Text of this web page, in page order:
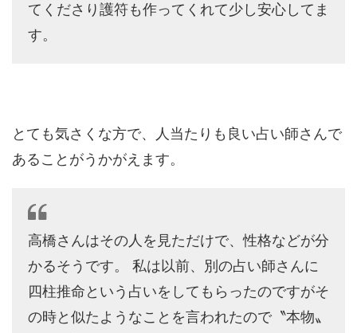
てくださり護符も作ってくれて少し安心してま
す。
とても気さくな方で、人当たりも良い占い師さんで
あることがうかがえます。
高橋さんはその人を見ただけで、性格などが分
かるそうです。 私は以前、別の占い師さんに
四柱推命という占いをしてもらったのですがそ
の時と似たようなことを言われたので〝本物〟